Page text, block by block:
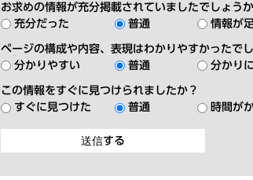
お求めの情報が充分掲載されていましたでしょう
充分だった
普通 情報が
ページの構成や内容、表現はわかりやすかったで
分かりやすい
普通 分かり
この情報をすぐに見つけられましたか？
すぐに見つけた
普通 時間が